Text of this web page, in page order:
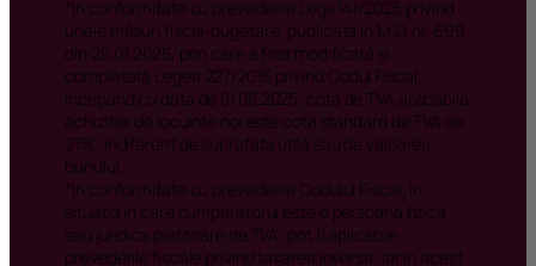
context, nu se va efectua nicio plată de TVA potrivit
art. 331 alin. (2) lit. g din Codul Fiscal.
Nota: Pretul afisat plus TVA-ul de 21% sau prevederile
privind taxarea inversa sunt aplicabile doar in masura
in care, legislatia fiscala existenta se va mentine pana
la data achizitiei/predarii imobilului, in caz contrar
cumparatorul va suporta integral orice diferenta de
TVA s-ar datora suplimentar, in functie de prevederile
fiscale aplicabile de la data semnarii contractului de
vanzare – cumparare si a livrarii bunului.